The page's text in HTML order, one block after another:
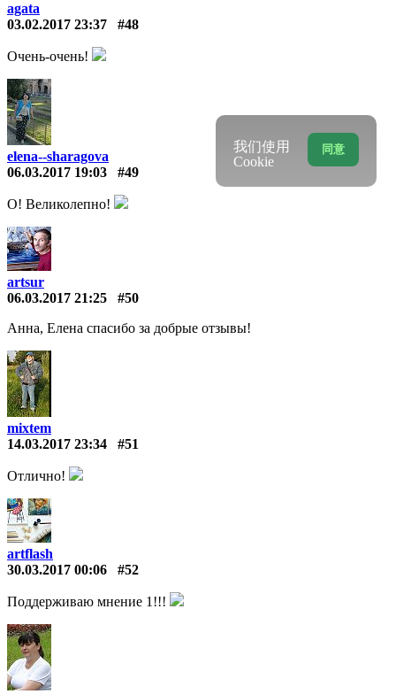
agata
03.02.2017 23:37
#48
Очень-очень!
elena--sharagova
06.03.2017 19:03
#49
О! Великолепно!
artsur
06.03.2017 21:25
#50
Анна, Елена спасибо за добрые отзывы!
mixtem
14.03.2017 23:34
#51
Отлично!
artflash
30.03.2017 00:06
#52
Поддерживаю мнение 1!!!
同意
我们使用
Cookie